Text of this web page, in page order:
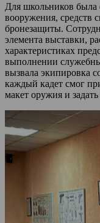
Для школьников была
вооружения, средств
бронезащиты.
элемента выставки,
характеристиках
выполнении
вызвала экипировка
каждый кадет смог
макет оружия и